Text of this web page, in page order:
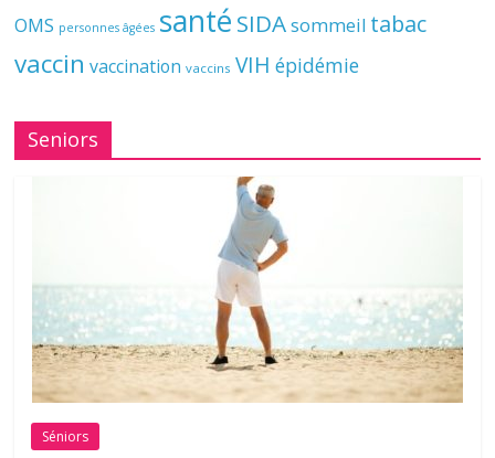
OMS personnes âgées santé SIDAsommeil tabac
vaccin vaccination vaccins VIH épidémie
Seniors
Séniors